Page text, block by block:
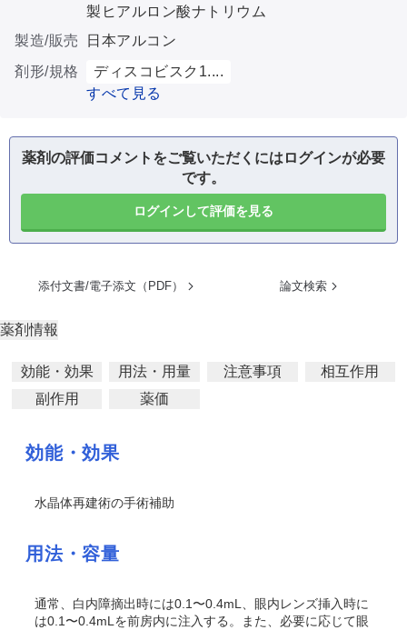
製ヒアルロン酸ナトリウム
製造/販売
日本アルコン
剤形/規格
ディスコビスク1....
すべて見る
薬剤の評価コメントをご覧いただくにはログインが必要
です。
ログインして評価を見る
添付文書/電子添文（PDF） 論文検索
薬剤情報
効能・効果 用法・用量 注意事項
相互作用
副作用
薬価
効能・効果
水晶体再建術の手術補助
用法・容量
通常、白内障摘出時には0.1〜0.4mL、眼内レンズ挿入時に
は0.1〜0.4mLを前房内に注入する。また、必要に応じて眼